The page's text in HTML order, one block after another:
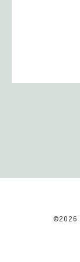
©2026